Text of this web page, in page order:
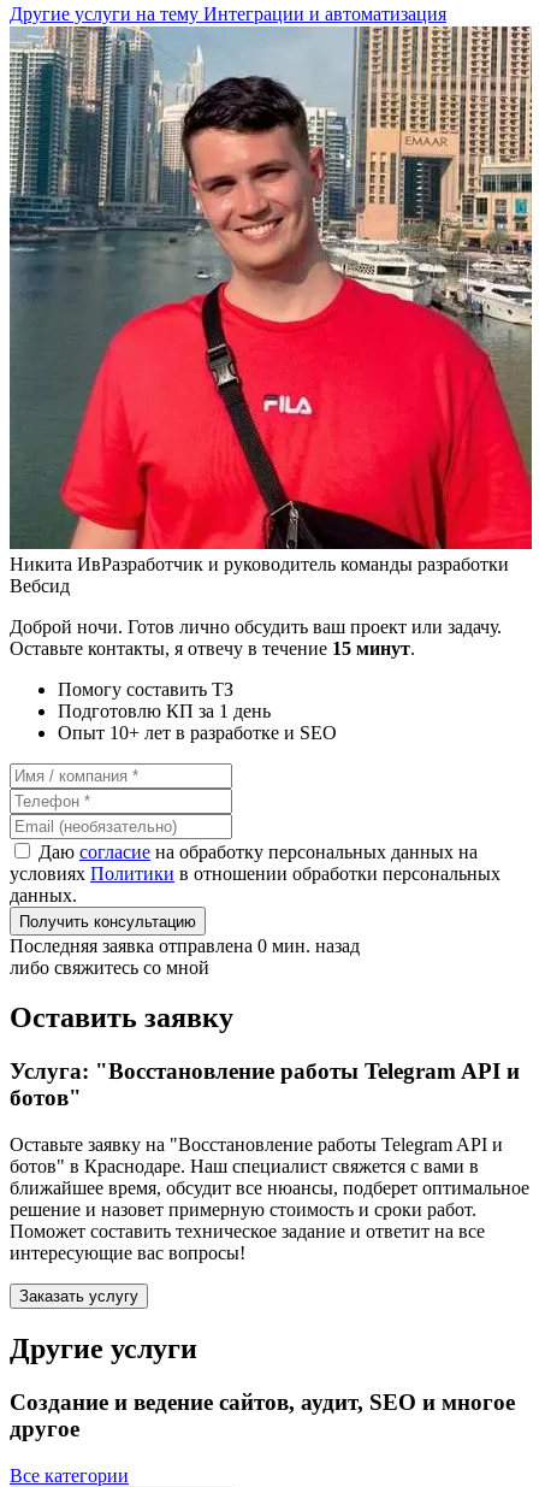
Другие услуги на тему Интеграции и автоматизация
Никита ИвРазработчик и руководитель команды разработки
Вебсид
Доброй ночи. Готов лично обсудить ваш проект или задачу.
Оставьте контакты, я отвечу в течение 15 минут.
Помогу составить ТЗ
Подготовлю КП за 1 день
Опыт 10+ лет в разработке и SEO
Даю согласие на обработку персональных данных на
условиях Политики в отношении обработки персональных
данных.
Получить консультацию
Последняя заявка отправлена 0 мин. назад
либо свяжитесь со мной
Оставить заявку
Услуга: "Восстановление работы Telegram API и
ботов"
Оставьте заявку на "Восстановление работы Telegram API и
ботов" в Краснодаре. Наш специалист свяжется с вами в
ближайшее время, обсудит все нюансы, подберет оптимальное
решение и назовет примерную стоимость и сроки работ.
Поможет составить техническое задание и ответит на все
интересующие вас вопросы!
Заказать услугу
Другие услуги
Создание и ведение сайтов, аудит, SEO и многое
другое
Все категории